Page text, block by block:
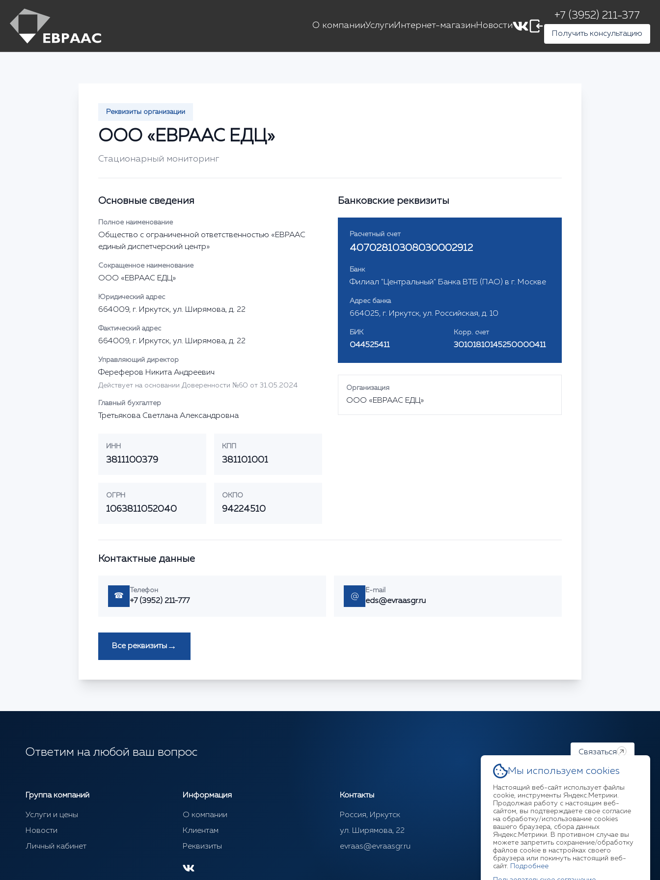
О компанииУслуги Интернет-магазин Новости
+7 (3952) 211-377
Получить консультацию
Реквизиты организации
ООО «ЕВРААС ЕДЦ»
Стационарный мониторинг
Основные сведения
Полное наименование
Общество с ограниченной ответственностью «ЕВРААС
единый диспетчерский центр»
Сокращенное наименование
ООО «ЕВРААС ЕДЦ»
Юридический адрес
664009, г. Иркутск, ул. Ширямова, д. 22
Фактический адрес
664009, г. Иркутск, ул. Ширямова, д. 22
Управляющий директор
Фереферов Никита Андреевич
Действует на основании Доверенности №60 от 31.05.2024
Главный бухгалтер
Третьякова Светлана Александровна
ИНН
3811100379
КПП
381101001
ОГРН
1063811052040
ОКПО
94224510
Банковские реквизиты
Расчетный счет
40702810308030002912
Банк
Филиал "Центральный" Банка ВТБ (ПАО) в г. Москве
Адрес банка
664025, г. Иркутск, ул. Российская, д. 10
БИК
044525411
Корр. счет
30101810145250000411
Организация
ООО «ЕВРААС ЕДЦ»
Контактные данные
☎
Телефон
+7 (3952) 211-777
@
E-mail
eds@evraasgr.ru
Все реквизиты →
Ответим на любой ваш вопрос Связаться
Группа компаний
Услуги и цены
Новости
Личный кабинет
Информация
О компании
Клиентам
Реквизиты
Контакты
Россия, Иркутск
ул. Ширямова, 22
evraas@evraasgr.ru
Ответим на любой ваш
вопрос
+7 (3952) 211-377
Мы используем cookies
Настоящий веб-сайт использует файлы
cookie, инструменты Яндекс.Метрики.
Продолжая работу с настоящим веб-
сайтом, вы подтверждаете свое согласие
на обработку/использование cookies
вашего браузера, сбора данных
Яндекс.Метрики. В противном случае вы
можете запретить сохранение/обработку
файлов cookie в настройках своего
браузера или покинуть настоящий веб-
сайт.
Подробнее